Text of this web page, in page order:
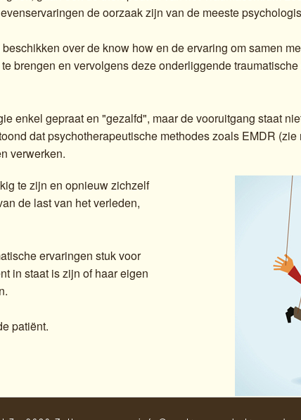
de oorzaak zijn van de meeste
over de know how en de ervaring om samen
brengen en vervolgens deze onderliggende
enkel gepraat en "gezalfd", maar de vooruitgang staat
dat psychotherapeutische methodes zoals EMDR
verwerken.
te zijn en opnieuw zichzelf
de last van het verleden,
ervaringen stuk voor
in staat is zijn of haar eigen
patiënt.